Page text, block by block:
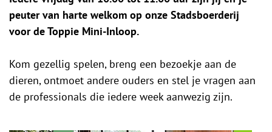
peuter van harte welkom op onze Stadsboerderij
voor de Toppie Mini-Inloop.
Kom gezellig spelen, breng een bezoekje aan de
dieren, ontmoet andere ouders en stel je vragen aan
de professionals die iedere week aanwezig zijn.